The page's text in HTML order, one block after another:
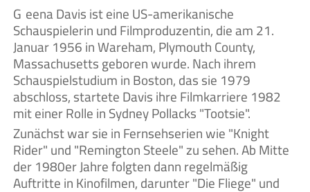
Geena Davis ist eine US-amerikanische
Schauspielerin und Filmproduzentin, die am 21.
Januar 1956 in Wareham, Plymouth County,
Massachusetts geboren wurde. Nach ihrem
Schauspielstudium in Boston, das sie 1979
abschloss, startete Davis ihre Filmkarriere 1982
mit einer Rolle in Sydney Pollacks "Tootsie".
Zunächst war sie in Fernsehserien wie "Knight
Rider" und "Remington Steele" zu sehen. Ab Mitte
der 1980er Jahre folgten dann regelmäßig
Auftritte in Kinofilmen, darunter "Die Fliege" und